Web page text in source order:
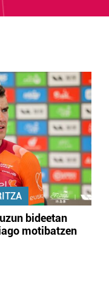
bideetan
motibatzen